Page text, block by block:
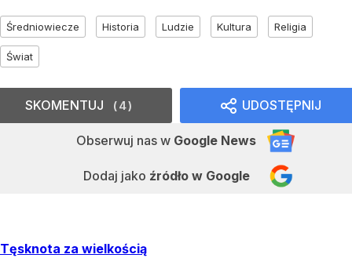
Średniowiecze Historia Ludzie Kultura Religia
Świat
UDOSTĘPNIJ
Obserwuj nas w Google News
Dodaj jako źródło w Google
SKOMENTUJ 4
Tęsknota za wielkością